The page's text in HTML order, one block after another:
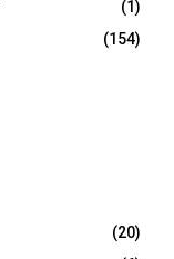
(1)
(154)
(20)